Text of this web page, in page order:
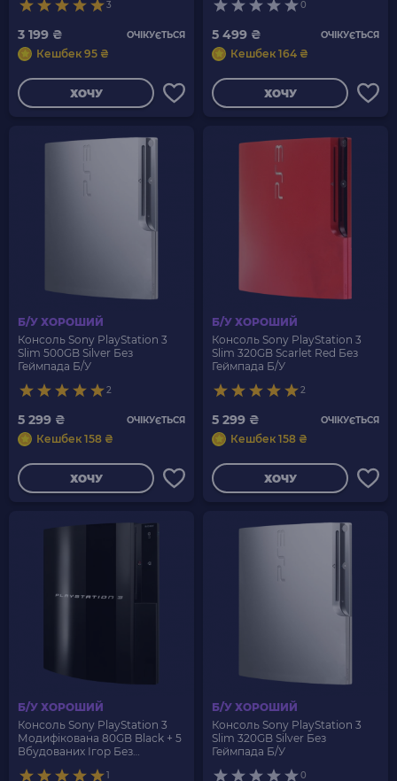
3
3 199 ₴ ОЧІКУЄТЬСЯ
Кешбек 95 ₴
ХОЧУ
0
5 499 ₴ ОЧІКУЄТЬСЯ
Кешбек 164 ₴
ХОЧУ
Б/У ХОРОШИЙ
Консоль Sony PlayStation 3
Slim 500GB Silver Без
Геймпада Б/У
2
5 299 ₴ ОЧІКУЄТЬСЯ
Кешбек 158 ₴
ХОЧУ
Б/У ХОРОШИЙ
Консоль Sony PlayStation 3
Slim 320GB Scarlet Red Без
Геймпада Б/У
2
5 299 ₴ ОЧІКУЄТЬСЯ
Кешбек 158 ₴
ХОЧУ
Б/У ХОРОШИЙ
Консоль Sony PlayStation 3
Модифікована 80GB Black + 5
Вбудованих Ігор Без
1
Б/У ХОРОШИЙ
Консоль Sony PlayStation 3
Slim 320GB Silver Без
Геймпада Б/У
0